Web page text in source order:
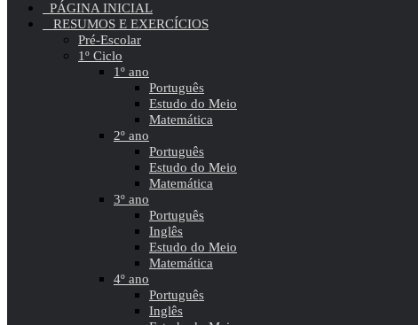
PÁGINA INICIAL
RESUMOS E EXERCÍCIOS
Pré-Escolar
1º Ciclo
1º ano
Português
Estudo do Meio
Matemática
2º ano
Português
Estudo do Meio
Matemática
3º ano
Português
Inglês
Estudo do Meio
Matemática
4º ano
Português
Inglês